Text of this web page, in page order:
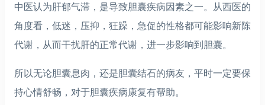
中医认为肝郁气滞，是导致胆囊疾病因素之一。
从西医的
角度看，低迷，压抑，狂躁，急促的性格都可能影响新陈
代谢，从而干扰肝的正常代谢，进一步影响到胆囊。
所以无论胆囊息肉，还是胆囊结石的病友，平时一定要保
持心情舒畅，对于胆囊疾病康复有帮助。